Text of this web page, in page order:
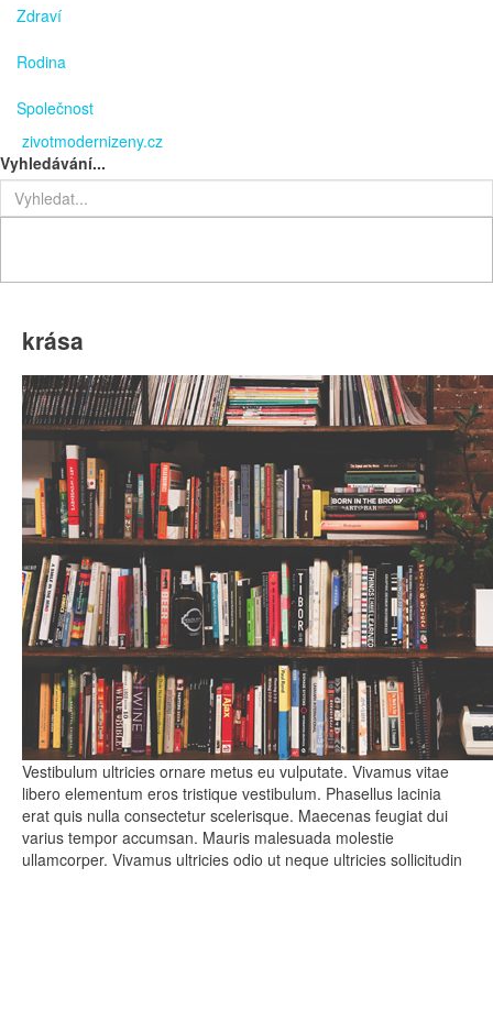
Zdraví
Rodina
Společnost
zivotmodernizeny.cz
Vyhledávání...
krása
Vestibulum ultricies ornare metus eu vulputate. Vivamus vitae
libero elementum eros tristique vestibulum. Phasellus lacinia
erat quis nulla consectetur scelerisque. Maecenas feugiat dui
varius tempor accumsan. Mauris malesuada molestie
ullamcorper. Vivamus ultricies odio ut neque ultricies sollicitudin